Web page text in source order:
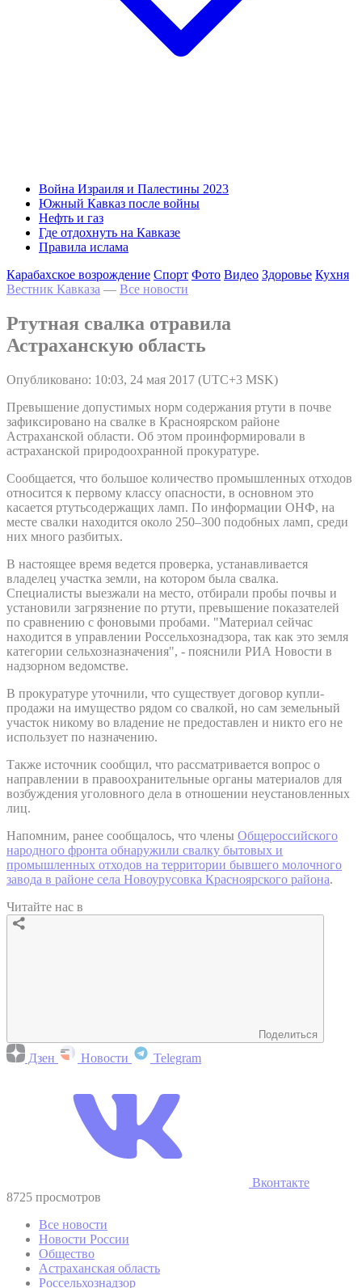
Война Израиля и Палестины 2023
Южный Кавказ после войны
Нефть и газ
Где отдохнуть на Кавказе
Правила ислама
Карабахское возрождение Спорт Фото Видео Здоровье Кухня
Вестник Кавказа — Все новости
Ртутная свалка отравила
Астраханскую область
Опубликовано: 10:03, 24 мая 2017 (UTC+3 MSK)
Превышение допустимых норм содержания ртути в почве
зафиксировано на свалке в Красноярском районе
Астраханской области. Об этом проинформировали в
астраханской природоохранной прокуратуре.
Сообщается, что большое количество промышленных отходов
относится к первому классу опасности, в основном это
касается ртутьсодержащих ламп. По информации ОНФ, на
месте свалки находится около 250–300 подобных ламп, среди
них много разбитых.
В настоящее время ведется проверка, устанавливается
владелец участка земли, на котором была свалка.
Специалисты выезжали на место, отбирали пробы почвы и
установили загрязнение по ртути, превышение показателей
по сравнению с фоновыми пробами. "Материал сейчас
находится в управлении Россельхознадзора, так как это земля
категории сельхозназначения", - пояснили РИА Новости в
надзорном ведомстве.
В прокуратуре уточнили, что существует договор купли-
продажи на имущество рядом со свалкой, но сам земельный
участок никому во владение не предоставлен и никто его не
использует по назначению.
Также источник сообщил, что рассматривается вопрос о
направлении в правоохранительные органы материалов для
возбуждения уголовного дела в отношении неустановленных
лиц.
Напомним, ранее сообщалось, что члены Общероссийского
народного фронта обнаружили свалку бытовых и
промышленных отходов на территории бывшего молочного
завода в районе села Новоурусовка Красноярского района.
Читайте нас в
Поделиться
Дзен Новости Telegram
Вконтакте
8725 просмотров
Все новости
Новости России
Общество
Астраханская область
Россельхознадзор